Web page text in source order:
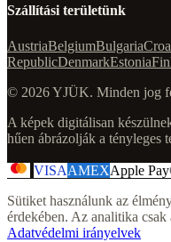
Szállítási területünk
AustriaBelgiumBulgaria
RepublicDenmarkEstonia
© 2026 YJÜK. Minden jog
A képek digitálisan
hűen ábrázolják a tényleges
VISAAMEXApple Pay
Sütiket használunk az
érdekében. Az analitika
Adatvédelmi irányelvek